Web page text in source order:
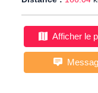
Afficher le